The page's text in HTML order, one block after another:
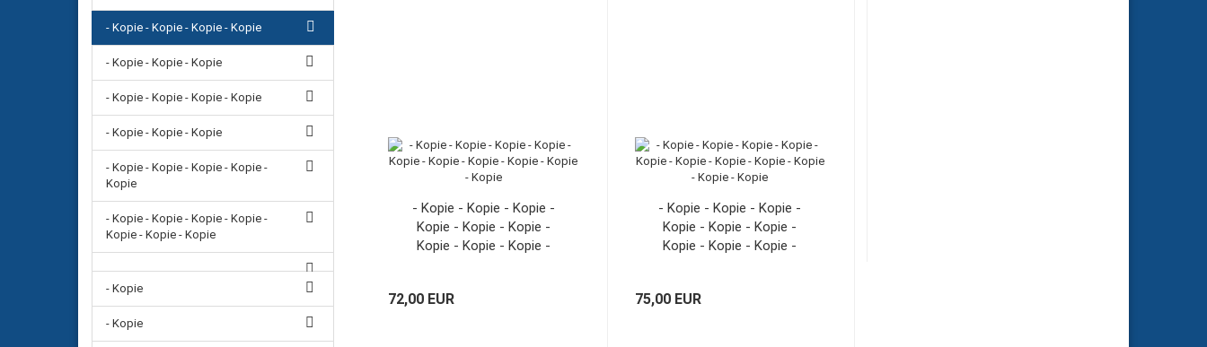
- Kopie - Kopie - Kopie -
Kopie - Kopie - Kopie -
Kopie - Kopie - Kopie -
72,00 EUR
- Kopie - Kopie - Kopie -
Kopie - Kopie - Kopie -
Kopie - Kopie - Kopie -
75,00 EUR
- Kopie - Kopie - Kopie - Kopie
- Kopie - Kopie - Kopie
- Kopie - Kopie - Kopie - Kopie
- Kopie - Kopie - Kopie
- Kopie - Kopie - Kopie - Kopie -
Kopie
- Kopie - Kopie - Kopie - Kopie -
Kopie - Kopie - Kopie
- Kopie
- Kopie